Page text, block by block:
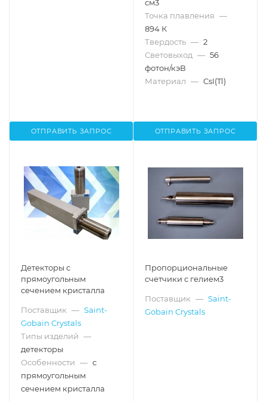
ОТПРАВИТЬ ЗАПРОС
см3
Точка плавления —
894 К
Твердость — 2
Световыход — 56
фотон/кэВ
Материал — CsI(Tl)
ОТПРАВИТЬ ЗАПРОС
Детекторы с
прямоугольным
сечением кристалла
Поставщик — Saint-
Gobain Crystals
Типы изделий —
детекторы
Особенности — с
прямоугольным
сечением кристалла
Пропорциональные
счетчики с гелием3
Поставщик — Saint-
Gobain Crystals